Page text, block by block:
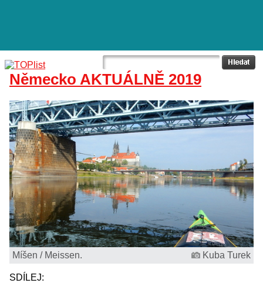
Německo AKTUÁLNĚ 2019
Míšen / Meissen. Kuba Turek
SDÍLEJ: